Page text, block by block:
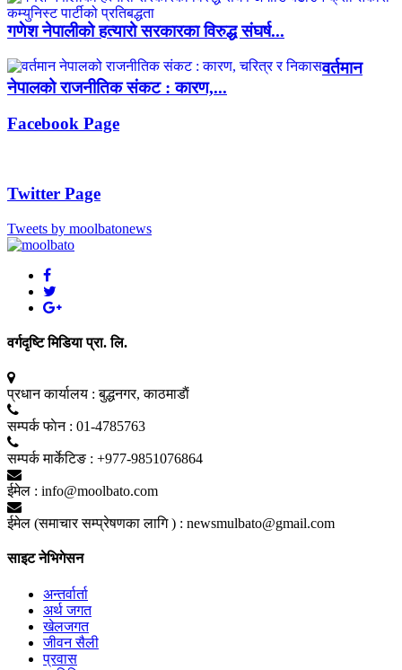
गणेश नेपालीको हत्यारो सरकारका विरुद्ध संघर्ष...
वर्तमान
नेपालको राजनीतिक संकट : कारण,...
Facebook Page
Twitter Page
Tweets by moolbatonews
वर्गदृष्टि मिडिया प्रा. लि.
प्रधान कार्यालय : बुद्धनगर, काठमाडाैं
सम्पर्क फाेन : 01-4785763
सम्पर्क मार्केटिङ : +977-9851076864
ईमेल : info@moolbato.com
ईमेल (समाचार सम्प्रेषणका लागि ) : newsmulbato@gmail.com
साइट नेभिगेसन
अन्तर्वार्ता
अर्थ जगत
खेलजगत
जीवन सैली
प्रवास